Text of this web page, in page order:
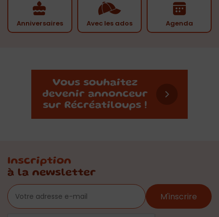
Anniversaires Avec les ados Agenda
Inscription
à la newsletter
M'inscrire